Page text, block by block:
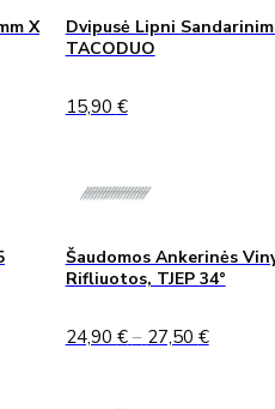
X
Dvipusė Lipni
TACODUO
15,90 €
Šaudomos Ankerinės
Rifliuotos, TJEP 34°
24,90 € – 27,50 €Price